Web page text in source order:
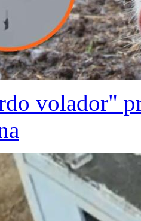
volador"